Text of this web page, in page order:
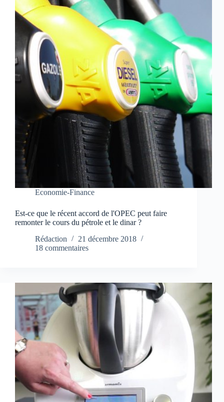
Economie-Finance
Est-ce que le récent accord de l'OPEC peut faire
remonter le cours du pétrole et le dinar ?
Rédaction
21 décembre 2018
18 commentaires